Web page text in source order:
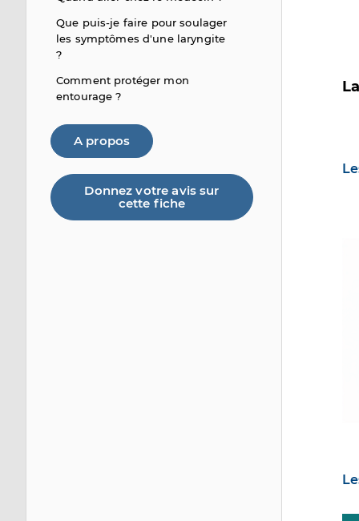
Que puis-je faire pour soulager
les symptômes d'une laryngite
?
Comment protéger mon
entourage ?
A propos
Donnez votre avis sur
cette fiche